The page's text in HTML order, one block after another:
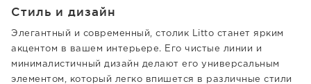
Стиль и дизайн
Элегантный и современный, столик Litto станет ярким
акцентом в вашем интерьере. Его чистые линии и
минималистичный дизайн делают его универсальным
элементом, который легко впишется в различные стили